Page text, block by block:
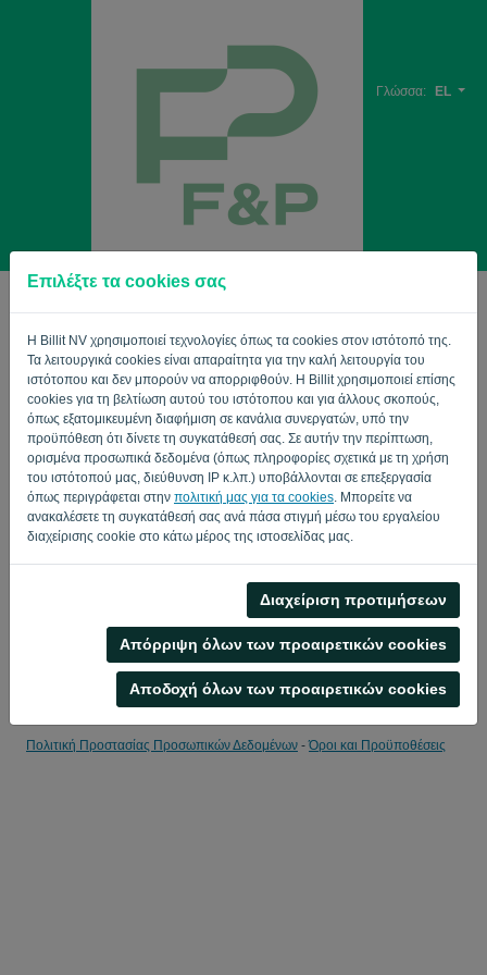
Επιλέξτε τα cookies σας
Η Billit NV χρησιμοποιεί τεχνολογίες όπως τα cookies στον ιστότοπό της.
Τα λειτουργικά cookies είναι απαραίτητα για την καλή λειτουργία του
ιστότοπου και δεν μπορούν να απορριφθούν. Η Billit χρησιμοποιεί επίσης
cookies για τη βελτίωση αυτού του ιστότοπου και για άλλους σκοπούς,
όπως εξατομικευμένη διαφήμιση σε κανάλια συνεργατών, υπό την
προϋπόθεση ότι δίνετε τη συγκατάθεσή σας. Σε αυτήν την περίπτωση,
ορισμένα προσωπικά δεδομένα (όπως πληροφορίες σχετικά με τη χρήση
του ιστότοπού μας, διεύθυνση IP κ.λπ.) υποβάλλονται σε επεξεργασία
όπως περιγράφεται στην πολιτική μας για τα cookies . Μπορείτε να
ανακαλέσετε τη συγκατάθεσή σας ανά πάσα στιγμή μέσω του εργαλείου
διαχείρισης cookie στο κάτω μέρος της ιστοσελίδας μας.
Διαχείριση προτιμήσεων
Απόρριψη όλων των προαιρετικών cookies
Αποδοχή όλων των προαιρετικών cookies
Γλώσσα: EL
Ηλεκτρονικό ταχυδρομείο
Κωδικός πρόσβασης
Θύμισε μου Ξεχάσατε τον κωδικό?
Πολιτική Προστασίας Προσωπικών Δεδομένων -Όροι και Προϋποθέσεις